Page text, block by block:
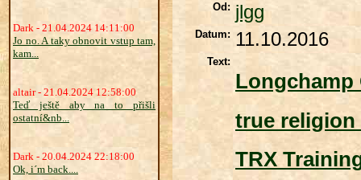
Dark - 21.04.2024 14:11:00
Jo no. A taky obnovit vstup tam,
kam...
altair - 21.04.2024 12:58:00
Teď ještě aby na to přišli
ostatní&nb...
Dark - 20.04.2024 22:18:00
Ok, i´m back....
Od: jlgg
Datum: 11.10.2016
Text:
Longchamp
true religion
TRX